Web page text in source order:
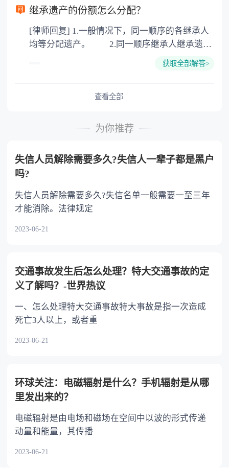
以防对财产继承发生纠纷，可以对遗产继承进行
公证。
继承遗产的份额怎么分配？
[律师回复] 1.一般情况下，同一顺序的各继承人
均等分配遗产。 2.同一顺序继承人继承遗产
或者与被继承人共同生活的继承人，分配遗产
的继承人，不尽扶养义务的，分配遗产时，应当
获取全部解答>
查看全部
为你推荐
失信人员解除需要多久?失信人一辈子都是黑户
吗?
失信人员解除需要多久?失信名单一般需要一至三年
才能消除。法律规定
2023-06-21
交通事故发生后怎么处理？特大交通事故的定
义了解吗？-世界热议
一、怎么处理特大交通事故特大事故是指一次造成
死亡3人以上，或者重
2023-06-21
环球关注：电磁辐射是什么？手机辐射是从哪
里发出来的？
电磁辐射是由电场和磁场在空间中以波的形式传递
动量和能量，其传播
2023-06-21